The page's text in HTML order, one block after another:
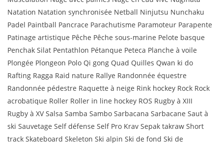
Natation Natation synchronisée Netball Ninjutsu Nunchaku
Padel Paintball Pancrace Parachutisme Paramoteur Parapente
Patinage artistique Pêche Pêche sous-marine Pelote basque
Penchak Silat Pentathlon Pétanque Peteca Planche à voile
Plongée Plongeon Polo Qi gong Quad Quilles Qwan ki do
Rafting Ragga Raid nature Rallye Randonnée équestre
Randonnée pédestre Raquette à neige Rink hockey Rock Rock
acrobatique Roller Roller in line hockey ROS Rugby à XIII
Rugby à XV Salsa Samba Sambo Sarbacana Sarbacane Saut à
ski Sauvetage Self défense Self Pro Krav Sepak takraw Short
track Skateboard Skeleton Ski alpin Ski de fond Ski de